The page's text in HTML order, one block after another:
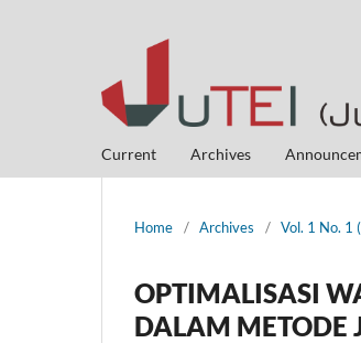
Current Archives
Home / Archives / Vol. 1 No. 1
OPTIMALISASI
DALAM METODE